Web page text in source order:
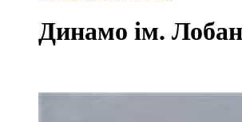
Динамо ім.